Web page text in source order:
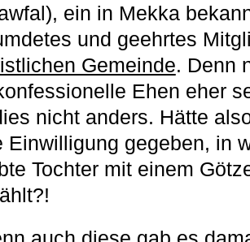
ein in Mekka
und geehrtes
Gemeinde. Denn
Ehen eher
nicht anders. Hätte
Einwilligung gegeben, in
Tochter mit einem